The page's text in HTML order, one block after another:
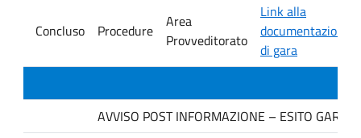
Concluso Procedure
Area
Provveditorato
Link alla
documentazione
di gara
AVVISO POST INFORMAZIONE – ESITO GARA